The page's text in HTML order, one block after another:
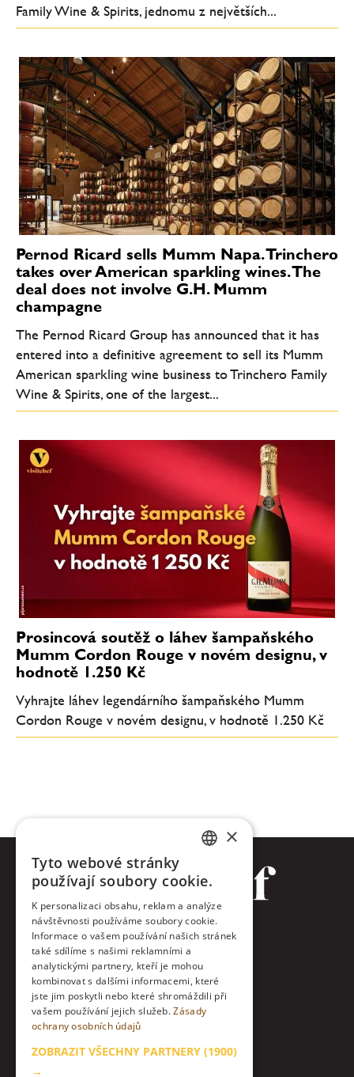
Family Wine & Spirits, jednomu z největších...
Pernod Ricard sells Mumm Napa. Trinchero
takes over American sparkling wines. The
deal does not involve G.H. Mumm
champagne
The Pernod Ricard Group has announced that it has
entered into a definitive agreement to sell its Mumm
American sparkling wine business to Trinchero Family
Wine & Spirits, one of the largest...
Prosincová soutěž o láhev šampaňského
Mumm Cordon Rouge v novém designu, v
hodnotě 1.250 Kč
Vyhrajte láhev legendárního šampaňského Mumm
Cordon Rouge v novém designu, v hodnotě 1.250 Kč
Facebook
Twitter
Instagram
LinkedIn
Kontakt
ENGLISH
×
Tyto webové stránky
používají soubory cookie.
K personalizaci obsahu, reklam a analýze
návštěvnosti používáme soubory cookie.
Informace o vašem používání našich stránek
také sdílíme s našimi reklamními a
analytickými partnery, kteří je mohou
kombinovat s dalšími informacemi, které
jste jim poskytli nebo které shromáždili při
vašem používání jejich služeb.Zásady
ochrany osobních údajů
ZOBRAZIT VŠECHNY PARTNERY (1900)
→